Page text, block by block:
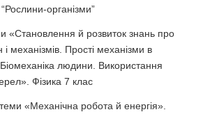
організми”
«Становлення й розвиток знань про
механізмів. Прості механізми в
людини. Використання
Фізика 7 клас
«Механічна робота й енергія».